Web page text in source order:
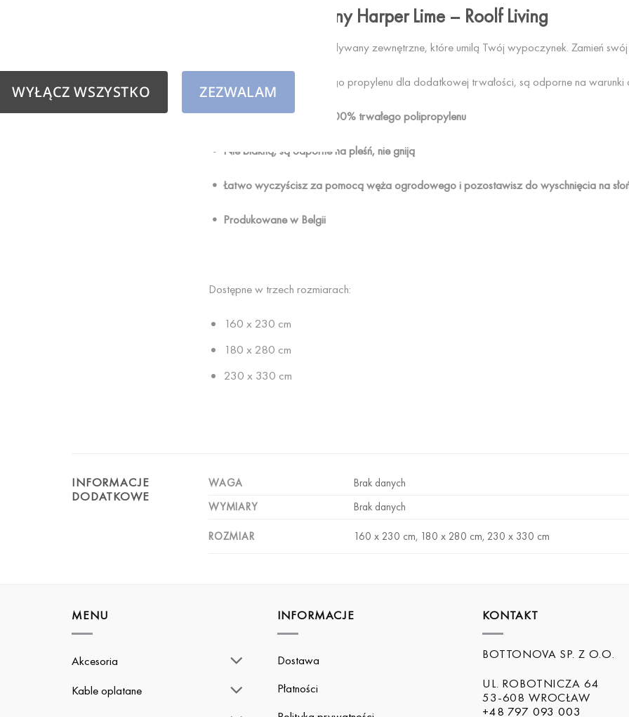
Dywan zewnętrzny Harper Lime – Roolf Living
Poznaj kolekcję Brighton – dywany zewnętrzne, które umilą Twój wypoczynek. Zamień
Wykonane ze wzmocnionego propylenu dla dodatkowej trwałości, są odporne na warunki
• Tkane maszynowo ze 100% trwałego polipropylenu
• Nie blakną, są odporne na pleśń, nie gniją
• Łatwo wyczyścisz za pomocą węża ogrodowego i pozostawisz do wyschnięcia na
• Produkowane w Belgii
Dostępne w trzech rozmiarach:
160 x 230 cm
180 x 280 cm
230 x 330 cm
INFORMACJE
DODATKOWE
WAGA
Brak danych
WYMIARY
Brak danych
ROZMIAR 160 x 230 cm, 180 x 280 cm, 230 x 330 cm
MENU
Akcesoria
Kable oplatane
INFORMACJE
Dostawa
Płatności
KONTAKT
BOTTONOVA SP. Z O.O.
UL. ROBOTNICZA 64
53-608 WROCŁAW
+48 797 093 003
WYŁĄCZ WSZYSTKO ZEZWALAM